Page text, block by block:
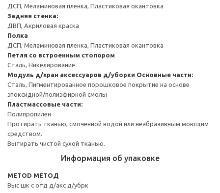
ДСП, Меламиновая пленка, Пластиковая окантовка
Задняя стенка:
ДВП, Акриловая краска
Полка
ДСП, Меламиновая пленка, Пластиковая окантовка
Петля со встроенным стопором
Сталь, Никелирование
Модуль д/хран аксессуаров д/уборки Основные части:
Сталь, Пигментированное порошковое покрытие на основе
эпоксидной/полиэфирной смолы
Пластмассовые части:
Полипропилен
Протирать тканью, смоченной водой или неабразивным моющим
средством.
Вытирать чистой сухой тканью.
Информация об упаковке
METOD МЕТОД
Выс шк с отд д/акс д/убрк